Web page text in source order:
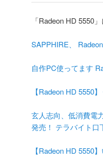
「Radeon HD 5550
SAPPHIRE、
自作PC使ってます
【Radeon HD 5550
玄人志向、低消費電
発売！ テラバイト口
【Radeon HD 5550